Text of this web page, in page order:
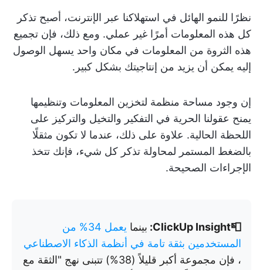
نظرًا للنمو الهائل في استهلاكنا عبر الإنترنت، أصبح تذكر
كل هذه المعلومات أمرًا غير عملي. ومع ذلك، فإن تجميع
هذه الثروة من المعلومات في مكان واحد يسهل الوصول
إليه يمكن أن يزيد من إنتاجيتك بشكل كبير.
إن وجود مساحة منظمة لتخزين المعلومات وتنظيمها
يمنح عقولنا الحرية في التفكير والتخيل والتركيز على
اللحظة الحالية. علاوة على ذلك، عندما لا تكون مثقلًا
بالضغط المستمر لمحاولة تذكر كل شيء، فإنك تتخذ
الإجراءات الصحيحة.
📮ClickUp Insight: بينما
يعمل 34% من
المستخدمين بثقة تامة في أنظمة الذكاء الاصطناعي
، فإن مجموعة أكبر قليلاً (38%) تتبنى نهج "الثقة مع